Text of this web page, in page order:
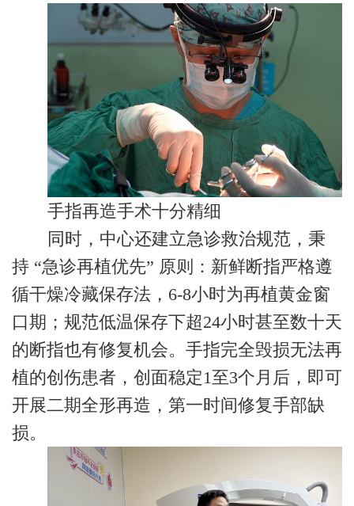
手指再造手术十分精细
同时，中心还建立急诊救治规范，秉
持 “急诊再植优先” 原则：新鲜断指严格遵
循干燥冷藏保存法，6-8小时为再植黄金窗
口期；规范低温保存下超24小时甚至数十天
的断指也有修复机会。手指完全毁损无法再
植的创伤患者，创面稳定1至3个月后，即可
开展二期全形再造，第一时间修复手部缺
损。